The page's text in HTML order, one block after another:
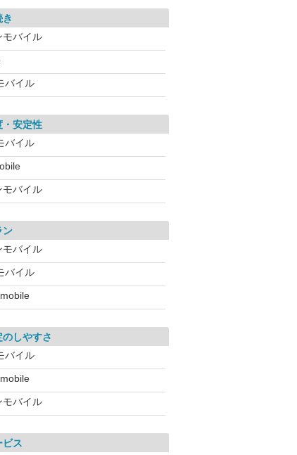
き
モバイル
バイル
・安定性
バイル
モバイル
ン
モバイル
バイル
しやすさ
バイル
モバイル
ビス